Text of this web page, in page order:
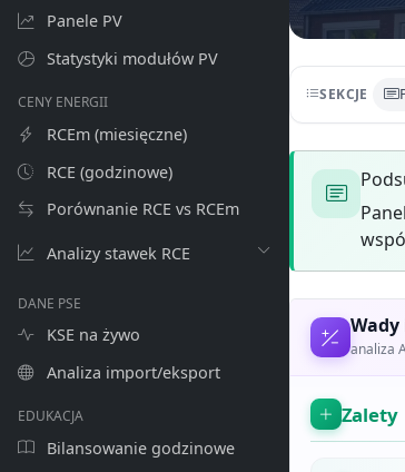
Panele PV
Statystyki modułów PV
CENY ENERGII
RCEm (miesięczne)
RCE (godzinowe)
Porównanie RCE vs RCEm
Analizy stawek RCE
DANE PSE
KSE na żywo
Analiza import/eksport
EDUKACJA
Bilansowanie godzinowe
SEKCJE
analiza
Zalety